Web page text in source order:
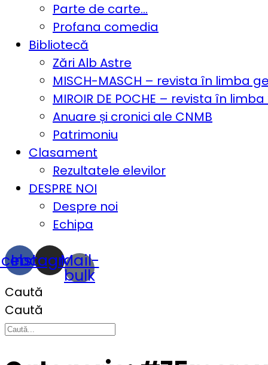
Parte de carte…
Profana comedia
Bibliotecă
Zări Alb Astre
MISCH-MASCH – revista în limba
MIROIR DE POCHE – revista în
Anuare și cronici ale CNMB
Patrimoniu
Clasament
Rezultatele elevilor
DESPRE NOI
Despre noi
Echipa
Instagram
Mail-
bulk
Caută
Caută